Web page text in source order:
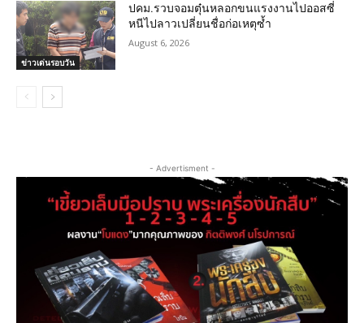
ข่าวเด่นรอบวัน
ปคม.รวบจอมตุ๋นหลอกขนแรงงานไปออสซี่
หนีไปลาวเปลี่ยนชื่อก่อเหตุซ้ำ
August 6, 2026
- Advertisment -